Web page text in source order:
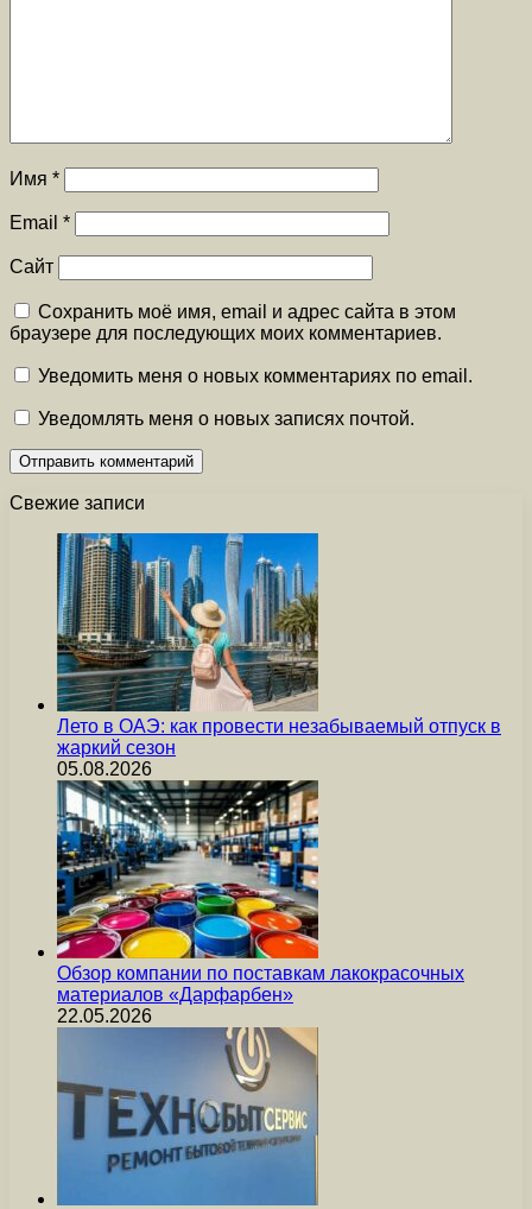
Имя *
Email *
Сайт
Сохранить моё имя, email и адрес сайта в этом
браузере для последующих моих комментариев.
Уведомить меня о новых комментариях по email.
Уведомлять меня о новых записях почтой.
Свежие записи
Лето в ОАЭ: как провести незабываемый отпуск в
жаркий сезон
05.08.2026
Обзор компании по поставкам лакокрасочных
материалов «Дарфарбен»
22.05.2026